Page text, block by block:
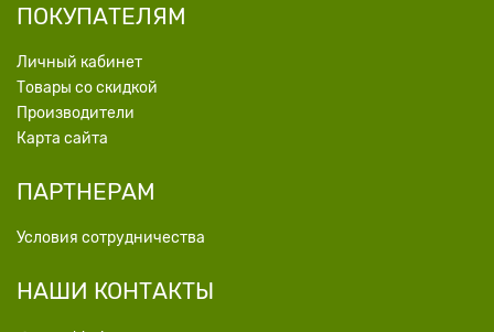
ПОКУПАТЕЛЯМ
Личный кабинет
Товары со скидкой
Производители
Карта сайта
ПАРТНЕРАМ
Условия сотрудничества
НАШИ КОНТАКТЫ